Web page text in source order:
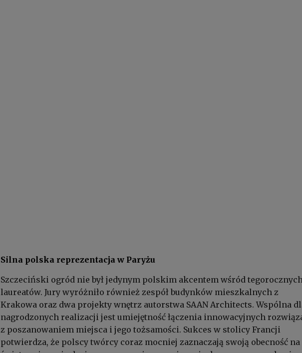
Silna polska reprezentacja w Paryżu
Szczeciński ogród nie był jedynym polskim akcentem wśród tegorocznych
laureatów. Jury wyróżniło również zespół budynków mieszkalnych z
Krakowa oraz dwa projekty wnętrz autorstwa SAAN Architects. Wspólna
nagrodzonych realizacji jest umiejętność łączenia innowacyjnych
z poszanowaniem miejsca i jego tożsamości. Sukces w stolicy Francji
potwierdza, że polscy twórcy coraz mocniej zaznaczają swoją obecność na